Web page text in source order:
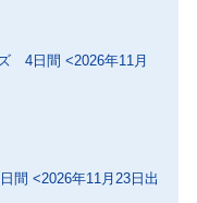
4日間 <2026年11月
間 <2026年11月23日出